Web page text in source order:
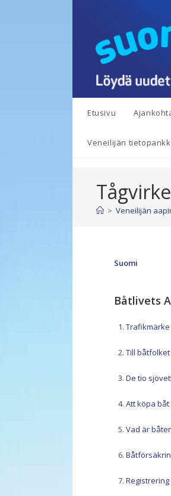
Etusivu
Veneilijän
> Veneilijän
Suomi
Båtlivets
Trafikmärke
Till båtfolket
De tio
Att köpa båt
Vad är